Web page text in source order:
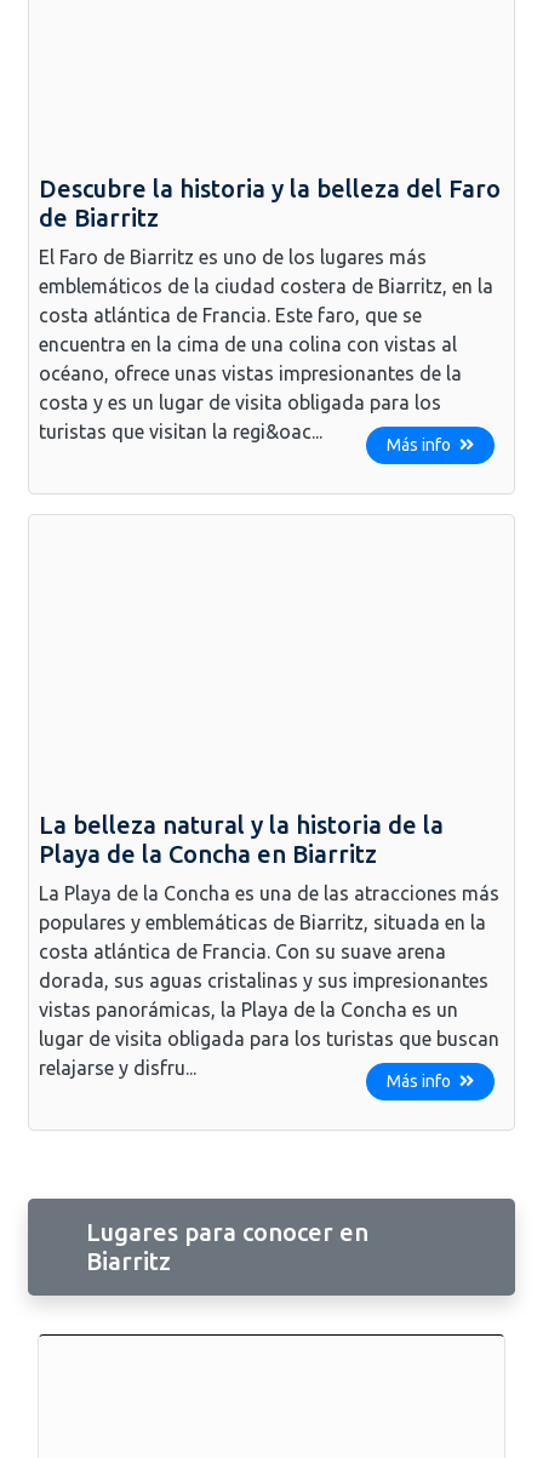
Descubre la historia y la belleza del Faro
de Biarritz
El Faro de Biarritz es uno de los lugares más
emblemáticos de la ciudad costera de Biarritz, en la
costa atlántica de Francia. Este faro, que se
encuentra en la cima de una colina con vistas al
océano, ofrece unas vistas impresionantes de la
costa y es un lugar de visita obligada para los
turistas que visitan la regi&oac...
Más info
La belleza natural y la historia de la
Playa de la Concha en Biarritz
La Playa de la Concha es una de las atracciones más
populares y emblemáticas de Biarritz, situada en la
costa atlántica de Francia. Con su suave arena
dorada, sus aguas cristalinas y sus impresionantes
vistas panorámicas, la Playa de la Concha es un
lugar de visita obligada para los turistas que buscan
relajarse y disfru...
Más info
Lugares para conocer en
Biarritz